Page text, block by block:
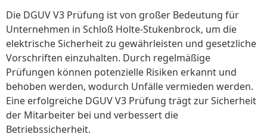
Die DGUV V3 Prüfung ist von großer Bedeutung für
Unternehmen in Schloß Holte-Stukenbrock, um die
elektrische Sicherheit zu gewährleisten und gesetzliche
Vorschriften einzuhalten. Durch regelmäßige
Prüfungen können potenzielle Risiken erkannt und
behoben werden, wodurch Unfälle vermieden werden.
Eine erfolgreiche DGUV V3 Prüfung trägt zur Sicherheit
der Mitarbeiter bei und verbessert die
Betriebssicherheit.